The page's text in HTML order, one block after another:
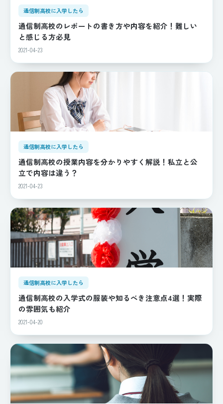
通信制高校に入学したら
通信制高校のレポートの書き方や内容を紹介！難しい
と感じる方必見
2021-04-23
通信制高校に入学したら
通信制高校の授業内容を分かりやすく解説！私立と公
立で内容は違う？
2021-04-23
通信制高校に入学したら
通信制高校の入学式の服装や知るべき注意点4選！実際
の雰囲気も紹介
2021-04-20